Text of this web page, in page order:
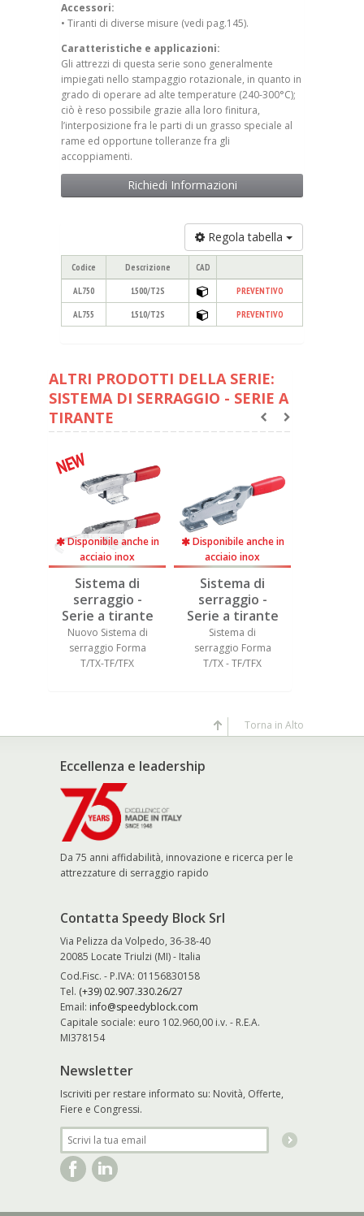
Accessori:
• Tiranti di diverse misure (vedi pag.145).
Caratteristiche e applicazioni:
Gli attrezzi di questa serie sono generalmente
impiegati nello stampaggio rotazionale, in quanto in
grado di operare ad alte temperature (240-300°C);
ciò è reso possibile grazie alla loro finitura,
l’interposizione fra le parti di un grasso speciale al
rame ed opportune tolleranze fra gli
accoppiamenti.
Richiedi Informazioni
Regola tabella
Codice Descrizione CAD
AL750 1500/T2S PREVENTIVO
AL755 1510/T2S PREVENTIVO
ALTRI PRODOTTI DELLA SERIE:
SISTEMA DI SERRAGGIO - SERIE A
TIRANTE
NEW
Disponibile anche in
acciaio inox
Sistema di
serraggio -
Serie a tirante
Nuovo Sistema di
serraggio Forma
T/TX-TF/TFX
Disponibile anche in
acciaio inox
Sistema di
serraggio -
Serie a tirante
Sistema di
serraggio Forma
T/TX - TF/TFX
Eccellenza e leadership
Da 75 anni affidabilità, innovazione e ricerca per le
attrezzature di serraggio rapido
Contatta Speedy Block Srl
Via Pelizza da Volpedo, 36-38-40
20085 Locate Triulzi (MI) - Italia
Cod.Fisc. - P.IVA: 01156830158
Tel. (+39) 02.907.330.26/27
Email: info@speedyblock.com
Capitale sociale: euro 102.960,00 i.v. - R.E.A.
MI378154
Newsletter
Iscriviti per restare informato su: Novità, Offerte,
Fiere e Congressi.
Torna in Alto